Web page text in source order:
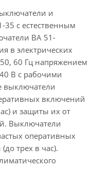
и
35 с естественным
ВА 51-
в электрических
60 Гц напряжением
В с рабочими
выключатели
включений
и защиты их от
Выключатели
оперативных
трех в час).